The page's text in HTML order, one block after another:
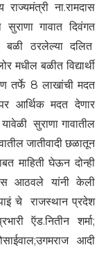
ना.रामदास
गावात दिवंगत
बळी ठरलेल्या दलित
मधील बळीत विद्यार्थी
तर्फे 8 लाखांची मदत
आर्थिक मदत देणार
सुराणा गावातील
जातीवादी छळातून
माहिती घेऊन दोन्ही
आठवले यांनी केली
चे राजस्थान प्रदेश
ऍड.नितीन शर्मा;
आदी